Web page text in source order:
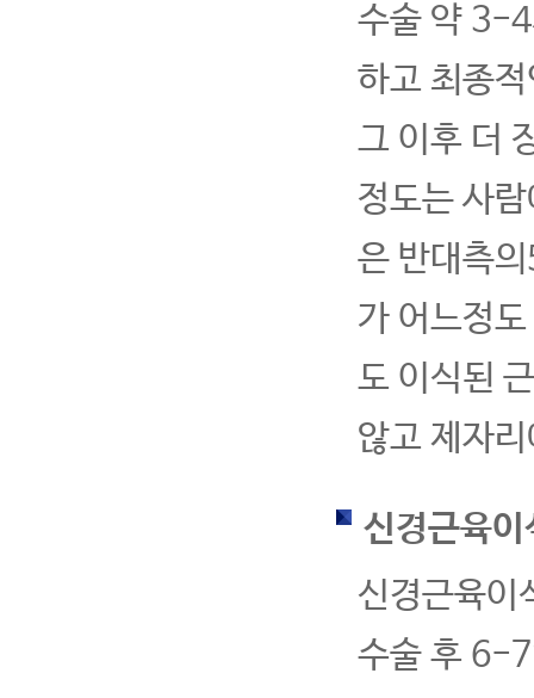
수술 약 3-4
하고 최종
그 이후 더
정도는 사
은 반대측
가 어느정
도 이식된
않고 제자
신경근육
신경근육이
수술 후 6-7